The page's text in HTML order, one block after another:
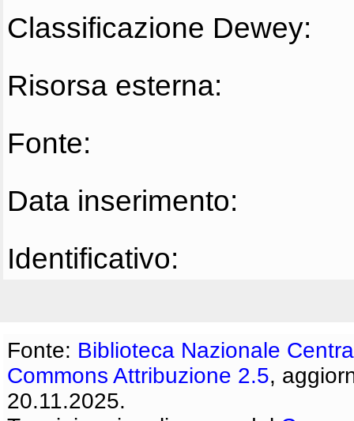
Classificazione Dewey:
Risorsa esterna:
Fonte:
Data inserimento:
Identificativo:
Fonte: Biblioteca Nazionale
Commons Attribuzione 2.5,
20.11.2025.